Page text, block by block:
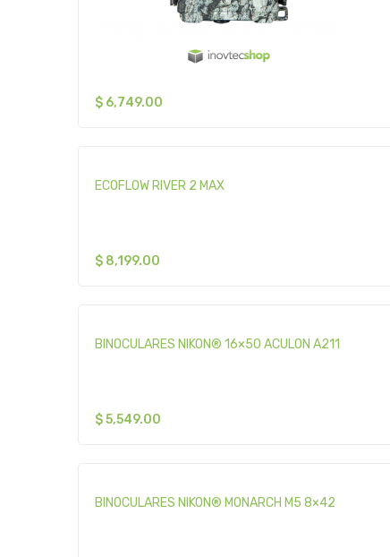
$ 6,749.00
ECOFLOW RIVER 2 MAX
$ 8,199.00
BINOCULARES NIKON® 16×50 ACULON A211
$5,549.00
BINOCULARES NIKON® MONARCH M5 8×42